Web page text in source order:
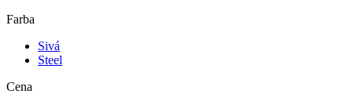
Farba
Sivá
Steel
Cena